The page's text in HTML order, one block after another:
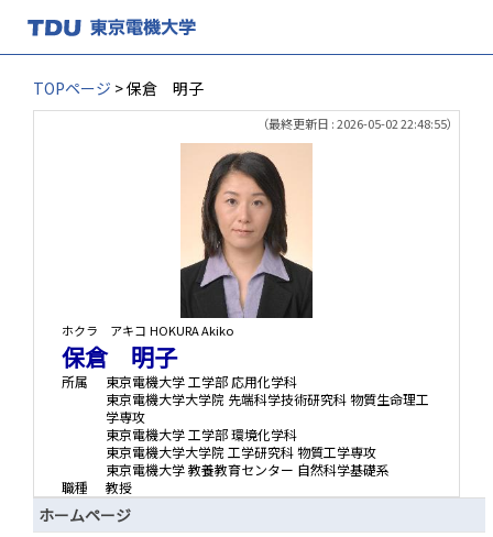
TOPページ > 保倉 明子
（最終更新日 : 2026-05-02 22:48:55）
ホクラ アキコ HOKURA Akiko
保倉 明子
所属
東京電機大学 工学部 応用化学科
東京電機大学大学院 先端科学技術研究科 物質生命理工
学専攻
東京電機大学 工学部 環境化学科
東京電機大学大学院 工学研究科 物質工学専攻
東京電機大学 教養教育センター 自然科学基礎系
職種
教授
ホームページ